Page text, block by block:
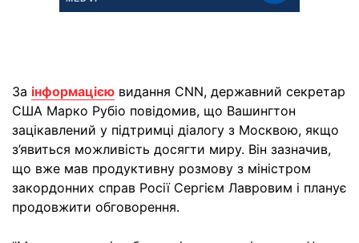
За інформацією видання CNN, державний секретар
США Марко Рубіо повідомив, що Вашингтон
зацікавлений у підтримці діалогу з Москвою, якщо
з’явиться можливість досягти миру. Він зазначив,
що вже мав продуктивну розмову з міністром
закордонних справ Росії Сергієм Лавровим і планує
продовжити обговорення.